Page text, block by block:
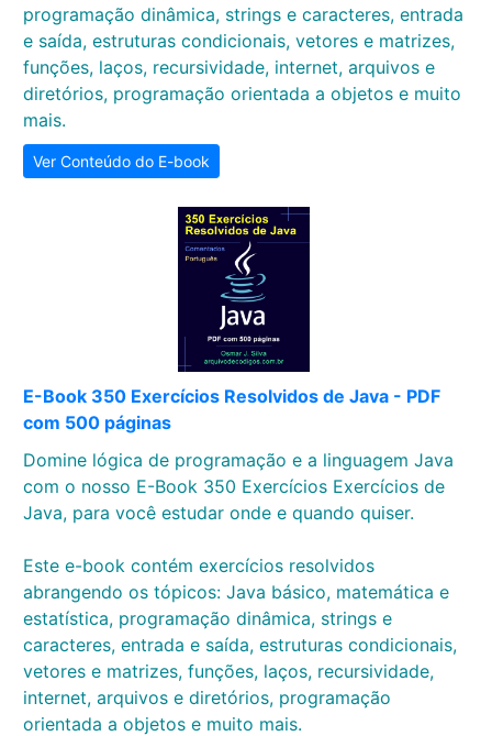
programação dinâmica, strings e caracteres, entrada
e saída, estruturas condicionais, vetores e matrizes,
funções, laços, recursividade, internet, arquivos e
diretórios, programação orientada a objetos e muito
mais.
Ver Conteúdo do E-book
E-Book 350 Exercícios Resolvidos de Java - PDF
com 500 páginas
Domine lógica de programação e a linguagem Java
com o nosso E-Book 350 Exercícios Exercícios de
Java, para você estudar onde e quando quiser.
Este e-book contém exercícios resolvidos
abrangendo os tópicos: Java básico, matemática e
estatística, programação dinâmica, strings e
caracteres, entrada e saída, estruturas condicionais,
vetores e matrizes, funções, laços, recursividade,
internet, arquivos e diretórios, programação
orientada a objetos e muito mais.